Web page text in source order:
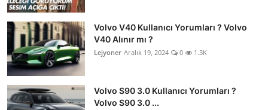
Volvo V40 Kullanıcı Yorumları ? Volvo
V40 Alınır mı ?
Lejyoner Aralık 19, 2024 0 1.3K
Volvo S90 3.0 Kullanıcı Yorumları ?
Volvo S90 3.0 ...